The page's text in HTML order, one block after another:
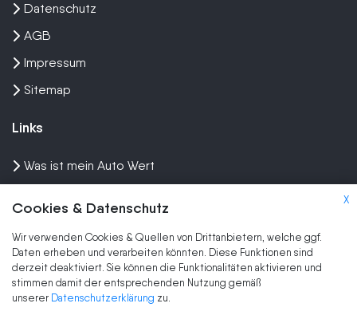
X
Cookies & Datenschutz
Wir verwenden Cookies & Quellen von Drittanbietern, welche ggf.
Daten erheben und verarbeiten könnten. Diese Funktionen sind
derzeit deaktiviert. Sie können die Funktionalitäten aktivieren und
stimmen damit der entsprechenden Nutzung gemäß
unserer Datenschutzerklärung zu.
Datenschutz
AGB
Impressum
Sitemap
Links
Was ist mein Auto Wert
Wir kaufen dein Auto
Marken